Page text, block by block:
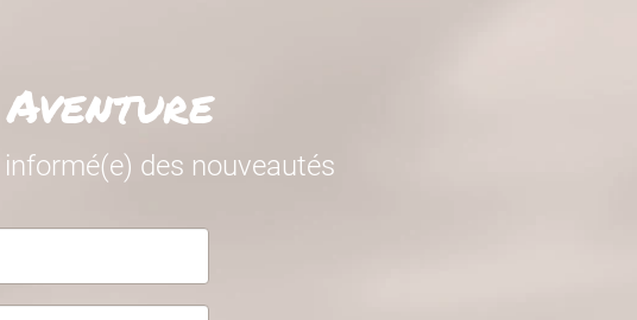
des nouveautés